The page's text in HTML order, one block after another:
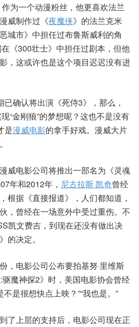
为一个动漫粉丝，他更喜欢法兰
威制作过《夜魔侠》的法兰克米
城市》中担任过布鲁斯威利的角
《300壮士》中担任过剧本，但他
，这或许也是这个项目迟迟没有进
已确认将出演《死侍3》，那么，
“金刚狼”的梦想呢？这也不是没有
是漫威电影的拿手好戏。漫威大片
威电影公司将推出一部名为《灵魂
年和2012年， 尼古拉斯·凯奇曾经
根据《直接报道》，人们都知道，
，曾经在一场意外中受过重伤。不
凯文费吉，到现在还没有做出决
的决定。
，电影公司公布要拍基努·里维斯
:驱魔神探2》时，美国电影协会曾经
不是很想快点上映？”“我也是。”
了上层的支持后，电影公司现在正